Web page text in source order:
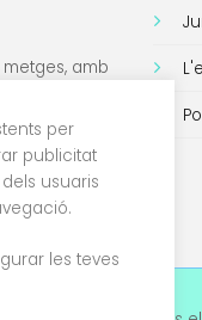
amb
per
publicitat
usuaris
les teves